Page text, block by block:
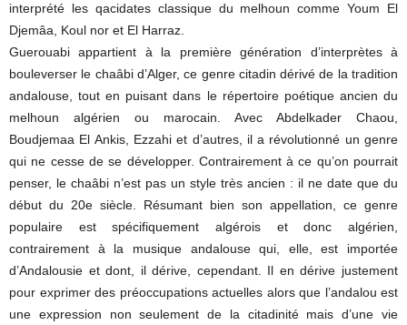
interprété les qacidates classique du melhoun comme Youm El
Djemâa, Koul nor et El Harraz.
Guerouabi appartient à la première génération d’interprètes à
bouleverser le chaâbi d’Alger, ce genre citadin dérivé de la tradition
andalouse, tout en puisant dans le répertoire poétique ancien du
melhoun algérien ou marocain. Avec Abdelkader Chaou,
Boudjemaa El Ankis, Ezzahi et d’autres, il a révolutionné un genre
qui ne cesse de se développer. Contrairement à ce qu’on pourrait
penser, le chaâbi n’est pas un style très ancien : il ne date que du
début du 20e siècle. Résumant bien son appellation, ce genre
populaire est spécifiquement algérois et donc algérien,
contrairement à la musique andalouse qui, elle, est importée
d’Andalousie et dont, il dérive, cependant. Il en dérive justement
pour exprimer des préoccupations actuelles alors que l’andalou est
une expression non seulement de la citadinité mais d’une vie